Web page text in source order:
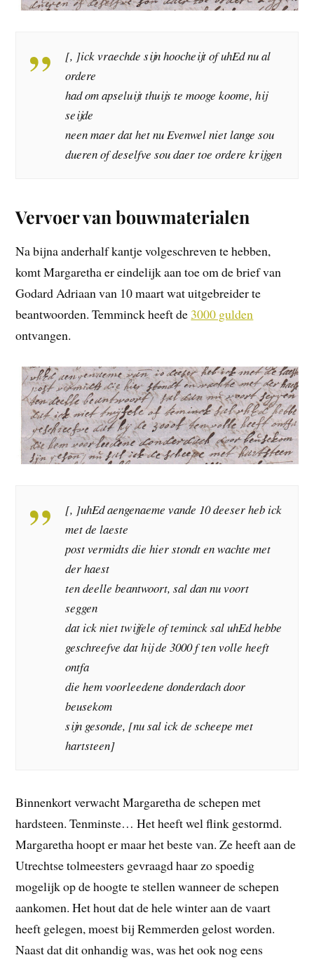
[, ]ick vraechde sijn hoocheijt of uhEd nu al
ordere
had om apseluijt thuijs te mooge koome, hij
seijde
neen maer dat het nu Evenwel niet lange sou
dueren of deselfve sou daer toe ordere krijgen
Vervoer van bouwmaterialen
Na bijna anderhalf kantje volgeschreven te hebben,
komt Margaretha er eindelijk aan toe om de brief van
Godard Adriaan van 10 maart wat uitgebreider te
beantwoorden. Temminck heeft de 3000 gulden
ontvangen.
[, ]uhEd aengenaeme vande 10 deeser heb ick
met de laeste
post vermidts die hier stondt en wachte met
der haest
ten deelle beantwoort, sal dan nu voort
seggen
dat ick niet twijfele of teminck sal uhEd hebbe
geschreefve dat hij de 3000 f ten volle heeft
ontfa
die hem voorleedene donderdach door
beusekom
sijn gesonde, [nu sal ick de scheepe met
hartsteen]
Binnenkort verwacht Margaretha de schepen met
hardsteen. Tenminste… Het heeft wel flink gestormd.
Margaretha hoopt er maar het beste van. Ze heeft aan de
Utrechtse tolmeesters gevraagd haar zo spoedig
mogelijk op de hoogte te stellen wanneer de schepen
aankomen. Het hout dat de hele winter aan de vaart
heeft gelegen, moest bij Remmerden gelost worden.
Naast dat dit onhandig was, was het ook nog eens